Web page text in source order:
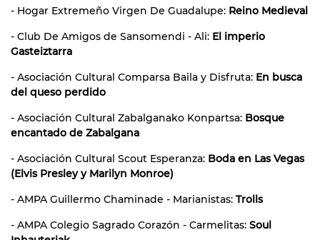
- Hogar Extremeño Virgen De Guadalupe: Reino Medieval
- Club De Amigos de Sansomendi - Ali: El imperio
Gasteiztarra
- Asociación Cultural Comparsa Baila y Disfruta: En busca
del queso perdido
- Asociación Cultural Zabalganako Konpartsa: Bosque
encantado de Zabalgana
- Asociación Cultural Scout Esperanza: Boda en Las Vegas
(Elvis Presley y Marilyn Monroe)
- AMPA Guillermo Chaminade - Marianistas: Trolls
- AMPA Colegio Sagrado Corazón - Carmelitas: Soul